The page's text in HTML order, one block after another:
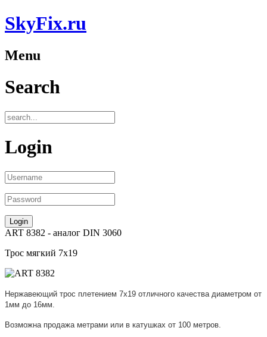
SkyFix.ru
Menu
Search
Login
ART 8382 - аналог DIN 3060
Трос мягкий 7х19
Нержавеющий трос плетением 7х19 отличного качества диаметром от
1мм до 16мм.
Возможна продажа метрами или в катушках от 100 метров.